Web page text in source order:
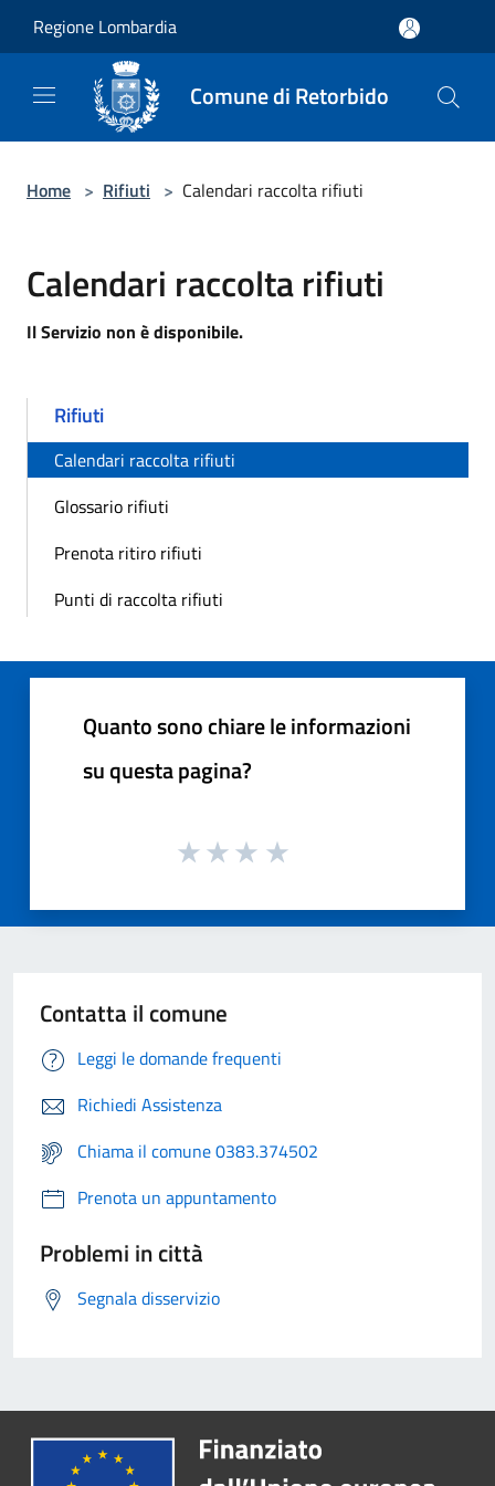
Regione Lombardia
Comune di Retorbido
Home > Rifiuti > Calendari raccolta rifiuti
Calendari raccolta rifiuti
Il Servizio non è disponibile.
Rifiuti
Calendari raccolta rifiuti
Glossario rifiuti
Prenota ritiro rifiuti
Punti di raccolta rifiuti
Quanto sono chiare le informazioni
su questa pagina?
Contatta il comune
Leggi le domande frequenti
Richiedi Assistenza
Chiama il comune 0383.374502
Prenota un appuntamento
Problemi in città
Segnala disservizio